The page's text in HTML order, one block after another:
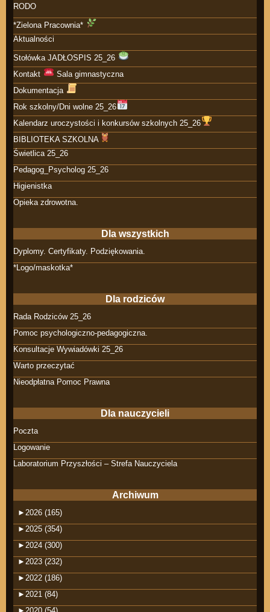
RODO
*Zielona Pracownia*
Aktualności
Stołówka JADŁOSPIS 25_26
Kontakt
Sala gimnastyczna
Dokumentacja
Rok szkolny/Dni wolne 25_26
Kalendarz uroczystości i konkursów szkolnych 25_26
BIBLIOTEKA SZKOLNA
Świetlica 25_26
Pedagog_Psycholog 25_26
Higienistka
Opieka zdrowotna.
Dla wszystkich
Dyplomy. Certyfikaty. Podziękowania.
*Logo/maskotka*
Dla rodziców
Rada Rodziców 25_26
Pomoc psychologiczno-pedagogiczna.
Konsultacje Wywiadówki 25_26
Warto przeczytać
Nieodpłatna Pomoc Prawna
Dla nauczycieli
Poczta
Logowanie
Laboratorium Przyszłości – Strefa Nauczyciela
Archiwum
► 2026 (165)
► 2025 (354)
► 2024 (300)
► 2023 (232)
► 2022 (186)
► 2021 (84)